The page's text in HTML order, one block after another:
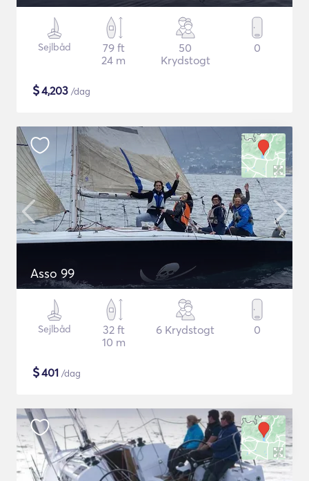
Sejlbåd
79 ft
24 m
50
Krydstogt
0
$4,203 /dag
Asso 99
Sejlbåd
32 ft
10 m
6 Krydstogt 0
$401 /dag